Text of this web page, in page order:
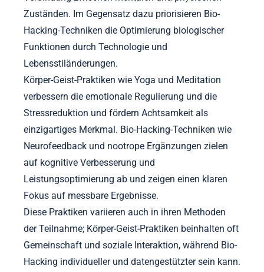
Zuständen. Im Gegensatz dazu priorisieren Bio-
Hacking-Techniken die Optimierung biologischer
Funktionen durch Technologie und
Lebensstiländerungen.
Körper-Geist-Praktiken wie Yoga und Meditation
verbessern die emotionale Regulierung und die
Stressreduktion und fördern Achtsamkeit als
einzigartiges Merkmal. Bio-Hacking-Techniken wie
Neurofeedback und nootrope Ergänzungen zielen
auf kognitive Verbesserung und
Leistungsoptimierung ab und zeigen einen klaren
Fokus auf messbare Ergebnisse.
Diese Praktiken variieren auch in ihren Methoden
der Teilnahme; Körper-Geist-Praktiken beinhalten oft
Gemeinschaft und soziale Interaktion, während Bio-
Hacking individueller und datengestützter sein kann.